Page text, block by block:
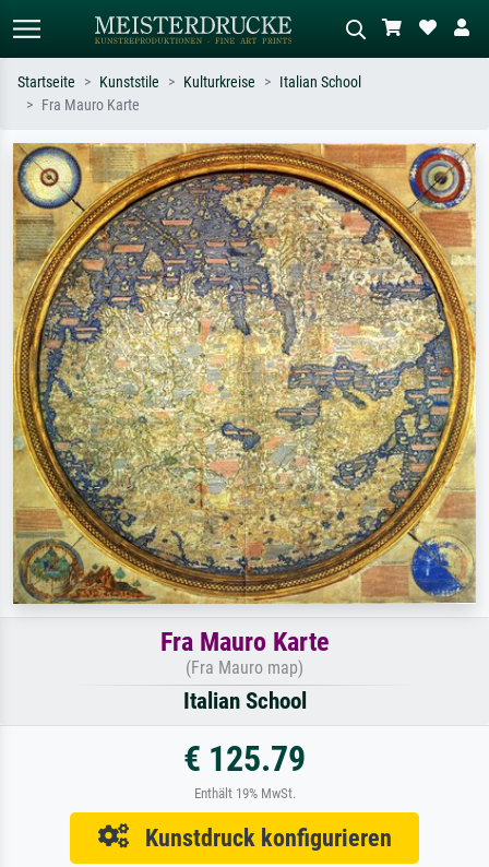
Suchen Sie nach Künstlern, Werktiteln
oder Stilen – z.B. Monet,
Sternennacht, Impressionismus, Welle
Hokusai, Akt.
Beschreiben Sie die Szene – z.B. Grüne
Wiese, Abstrakt mit viel Rot, Dunkles
Ölgemälde, Stehender Akt neben einem
Baum.
Startseite Kunststile Kulturkreise
Italian School
Fra Mauro Karte
Fra Mauro Karte
(Fra Mauro map)
Italian School
€ 125.79
Enthält 19% MwSt.
Kunstdruck konfigurieren